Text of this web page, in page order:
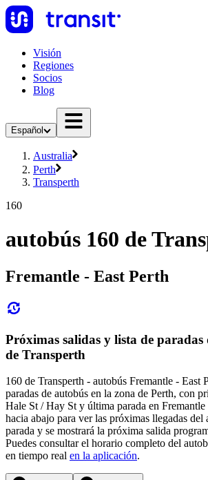
Visión
Regiones
Socios
Blog
Español
Australia
Perth
Transperth
160
autobús 160 de
Fremantle - East Perth
Próximas salidas y lista de paradas
de Transperth
160 de Transperth - autobús Fremantle - East
paradas de autobús en la zona de Perth, con
Hale St / Hay St y última parada en
hacia abajo para ver las próximas llegadas del
parada y se mostrará la próxima salida
Puedes consultar el horario completo del
en tiempo real en la aplicación.